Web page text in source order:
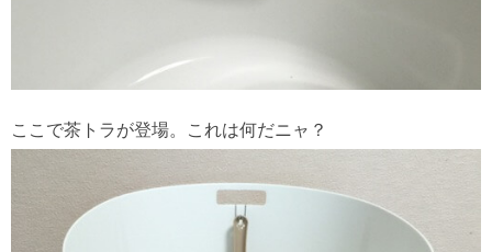
ここで茶トラが登場。これは何だニャ？